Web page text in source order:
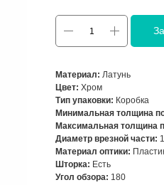
Материал: Латунь
Цвет: Хром
Тип упаковки: Коробка
Минимальная толщина
Максимальная толщина
Диаметр врезной части:
Материал оптики:
Шторка: Есть
Угол обзора: 180